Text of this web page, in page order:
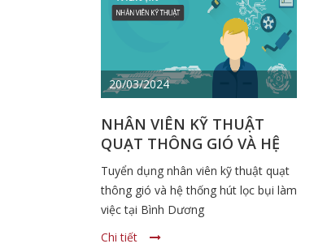
20/03/2024
NHÂN VIÊN KỸ THUẬT
QUẠT THÔNG GIÓ VÀ HỆ
THỐNG HÚT LỌC BỤI
Tuyển dụng nhân viên kỹ thuật quạt
thông gió và hệ thống hút lọc bụi làm
việc tại Bình Dương
Chi tiết